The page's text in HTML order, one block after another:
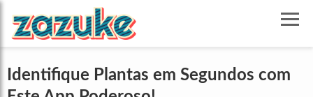
Identifique Plantas em Segundos com